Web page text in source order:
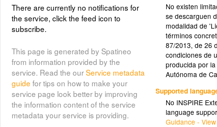
No existen
se descarguen
modalidad de
términos
87/2013, de 26
condiciones de
producida por
Autónoma de
Supported
No INSPIRE
language
Guidance -
Estacionamientos de bicicletas
(10)
(parcialmente ciclables) (11)
Vías ciclistas en proyecto(12)
Vías ciclistas en servicio(13)
There are currently no notifications for
the service, click the feed icon to
subscribe.
This page is generated by Spatineo
from information provided by the
service. Read the ourService metadata
guide for tips on how to make your
service page look better by improving
the information content of the service
metadata your service is providing.